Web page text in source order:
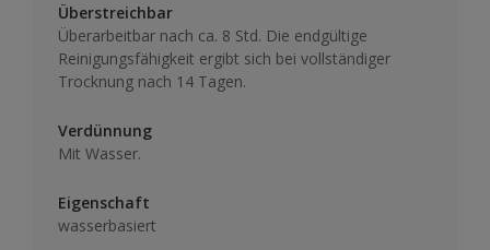
Überstreichbar
Überarbeitbar nach ca. 8 Std. Die endgültige
Reinigungsfähigkeit ergibt sich bei vollständiger
Trocknung nach 14 Tagen.
Verdünnung
Mit Wasser.
Eigenschaft
wasserbasiert